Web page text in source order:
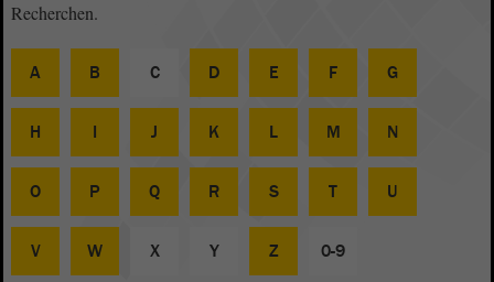
Recherchen.
A B C D E F G
H I J K L M N
O P Q R S T U
V W X Y Z 0-9